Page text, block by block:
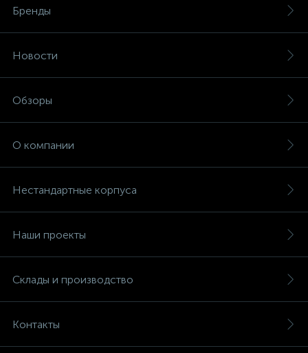
Бренды
Новости
Обзоры
О компании
Нестандартные корпуса
Наши проекты
Склады и производство
Контакты